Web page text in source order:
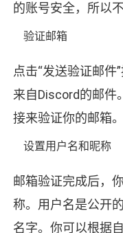
的账号安全，所以
验证邮箱
点击“发送验证邮件
来自Discord的邮件
接来验证你的邮箱。
设置用户名和昵称
邮箱验证完成后，
称。用户名是公开
名字。你可以根据